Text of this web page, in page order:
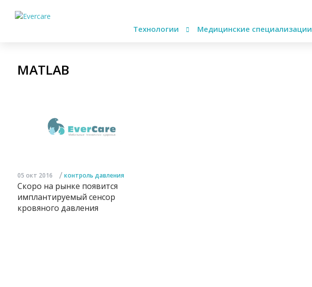
Технологии Медицинские специализации
MATLAB
05 окт 2016 / контроль давления
Скоро на рынке появится
имплантируемый сенсор
кровяного давления